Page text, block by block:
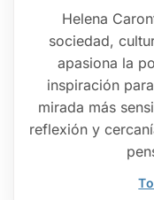
Helena
sociedad,
apasiona la
inspiración
mirada más
reflexión y